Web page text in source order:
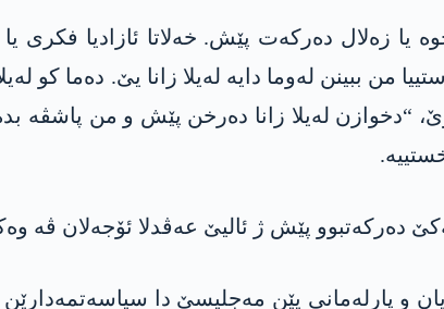
یا زەلال دەرکەت پێش. خەلاتا ئازادیا
“دخوازن لەیلا زانا دەرخن پێش و من پاشڤە
شارەداریان و پارلەمانی یێن مەجلیسێ دا